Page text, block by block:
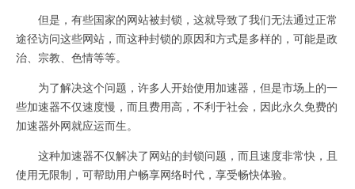
但是，有些国家的网站被封锁，这就导致了我们无法通过正常
途径访问这些网站，而这种封锁的原因和方式是多样的，可能是政
治、宗教、色情等等。
为了解决这个问题，许多人开始使用加速器，但是市场上的一
些加速器不仅速度慢，而且费用高，不利于社会，因此永久免费的
加速器外网就应运而生。
这种加速器不仅解决了网站的封锁问题，而且速度非常快，且
使用无限制，可帮助用户畅享网络时代，享受畅快体验。